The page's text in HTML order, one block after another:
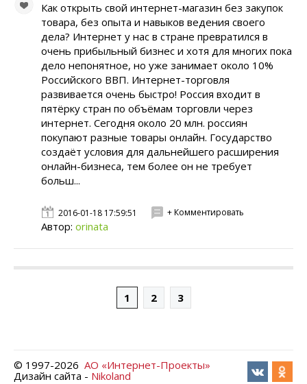
Как открыть свой интернет-магазин без закупок
товара, без опыта и навыков ведения своего
дела? Интернет у нас в стране превратился в
очень прибыльный бизнес и хотя для многих пока
дело непонятное, но уже занимает около 10%
Российского ВВП. Интернет-торговля
развивается очень быстро! Россия входит в
пятёрку стран по объёмам торговли через
интернет. Сегодня около 20 млн. россиян
покупают разные товары онлайн. Государство
создаёт условия для дальнейшего расширения
онлайн-бизнеса, тем более он не требует
больш...
2016-01-18 17:59:51 + Комментировать
Автор: orinata
1 2 3
© 1997-2026 АО «Интернет-Проекты»
Дизайн сайта - Nikoland